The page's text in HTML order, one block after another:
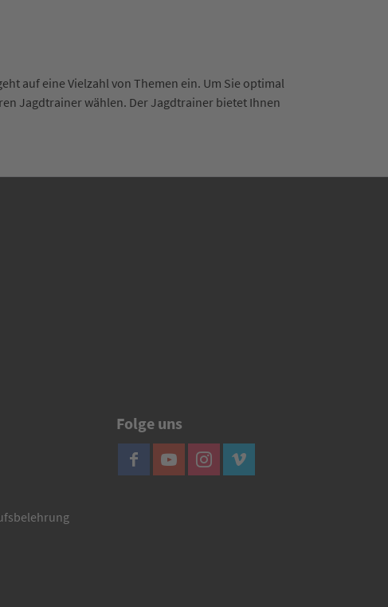
auf eine Vielzahl von Themen ein. Um Sie optimal
Jagdtrainer wählen. Der Jagdtrainer bietet Ihnen
Folge uns